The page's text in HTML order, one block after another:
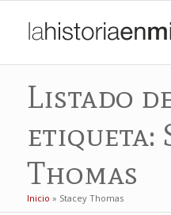
Listado
etiqueta:
Thomas
Inicio » Stacey Thomas